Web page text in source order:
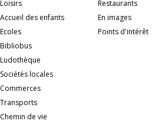
Loisirs
Accueil des enfants
Ecoles
Bibliobus
Ludothèque
Sociétés locales
Commerces
Transports
Chemin de vie
Restaurants
En images
Points d'intérêt